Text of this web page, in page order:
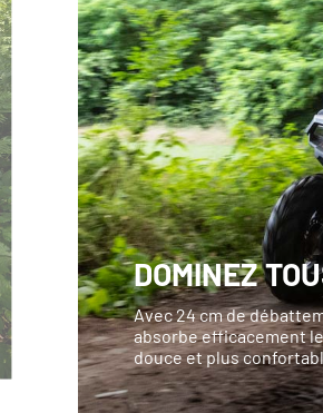
DOMINEZ
Avec 24 cm de
absorbe efficacement
douce et plus